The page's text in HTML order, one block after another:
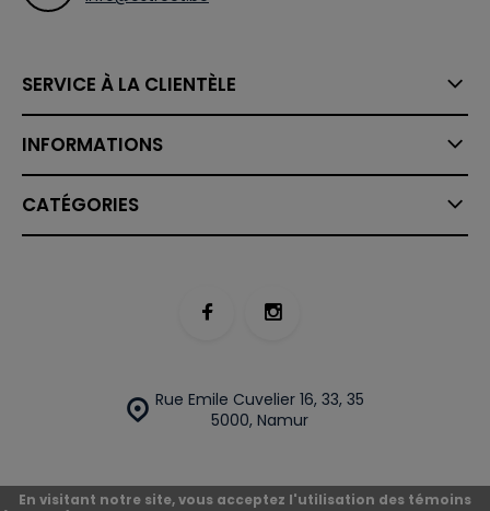
SERVICE À LA CLIENTÈLE
INFORMATIONS
CATÉGORIES
Rue Emile Cuvelier 16, 33, 35
5000, Namur
En visitant notre site, vous acceptez l'utilisation des témoins